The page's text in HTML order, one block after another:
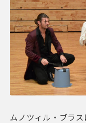
ムノツィル・ブラ